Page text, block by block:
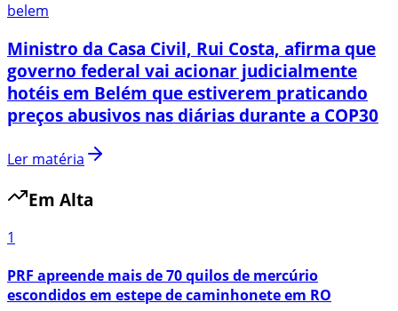
belem
Ministro da Casa Civil, Rui Costa, afirma que
governo federal vai acionar judicialmente
hotéis em Belém que estiverem praticando
preços abusivos nas diárias durante a COP30
Ler matéria
Em Alta
1
PRF apreende mais de 70 quilos de mercúrio
escondidos em estepe de caminhonete em RO